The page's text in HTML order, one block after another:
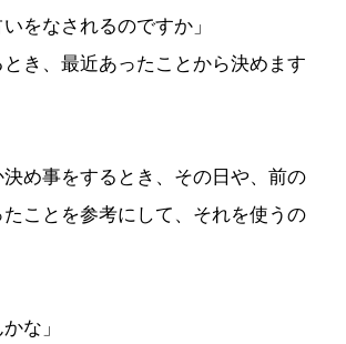
いをなされるのですか」
とき、最近あったことから決めます
決め事をするとき、その日や、前の
たことを参考にして、それを使うの
な」